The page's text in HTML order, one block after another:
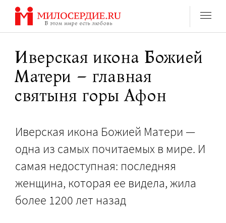
Перейти
содержанию
Иверская икона Божией
Матери – главная
святыня горы Афон
Иверская икона Божией Матери —
одна из самых почитаемых в мире. И
самая недоступная: последняя
женщина, которая ее видела, жила
более 1200 лет назад